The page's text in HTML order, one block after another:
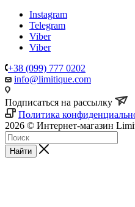
Instagram
Telegram
Viber
Viber
+38 (099) 777 0202
info@limitique.com
Подписаться на рассылку
Политика
2026 © Интернет-магазин
Найти